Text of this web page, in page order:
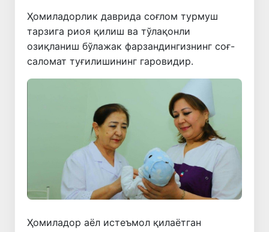
Ҳомиладорлик даврида соғлом турмуш
тарзига риоя қилиш ва тўлақонли
озиқланиш бўлажак фарзандингизнинг соғ-
саломат туғилишининг гаровидир.
Ҳомиладор аёл истеъмол қилаётган